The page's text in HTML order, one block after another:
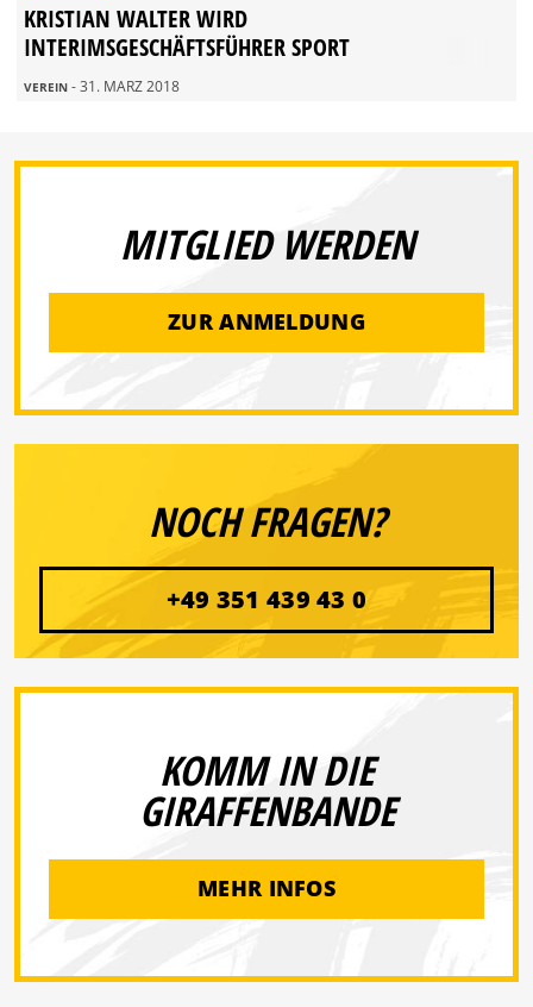
KRISTIAN WALTER WIRD
INTERIMSGESCHÄFTSFÜHRER SPORT
VEREIN - 31. MÄRZ 2018
MITGLIED WERDEN
ZUR ANMELDUNG
NOCH FRAGEN?
+49 351 439 43 0
KOMM IN DIE
GIRAFFENBANDE
MEHR INFOS